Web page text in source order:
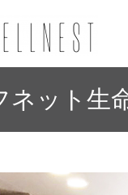
ネット生